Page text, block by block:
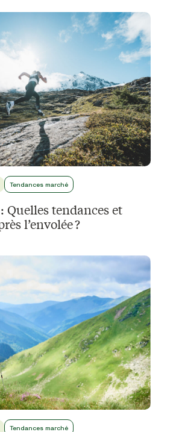
Tendances marché
tendances et
l’envolée ?
Tendances marché